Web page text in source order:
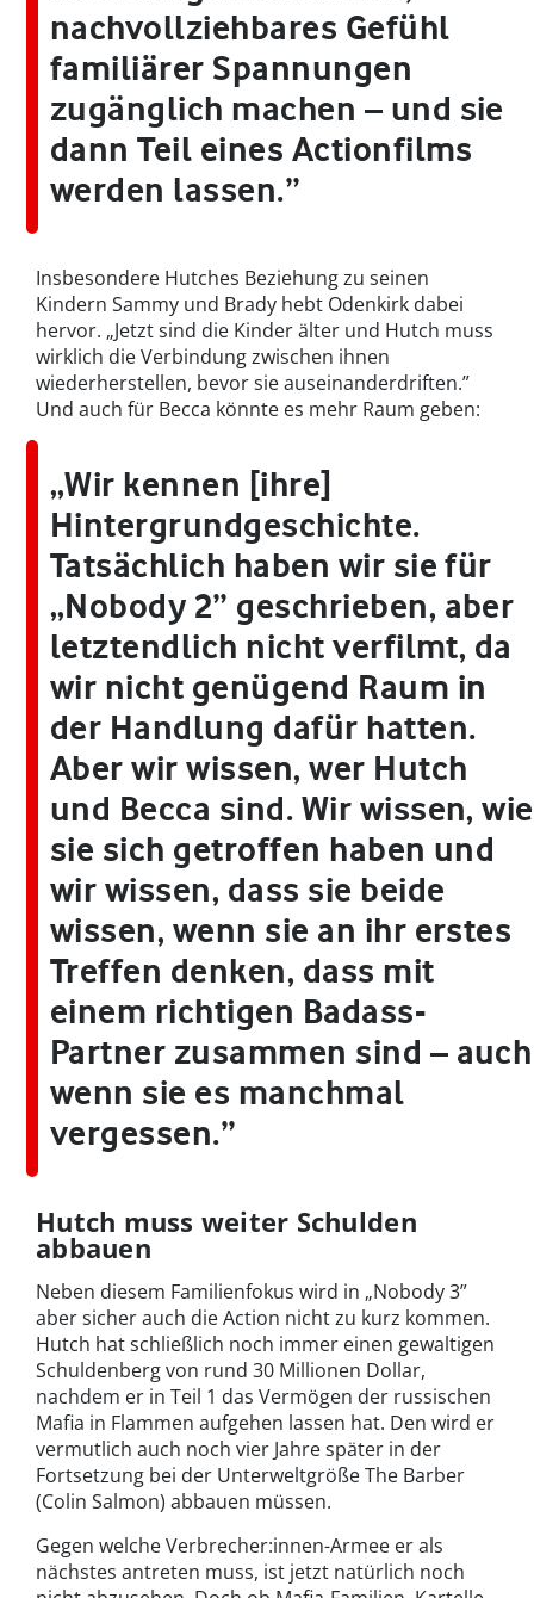
nachvollziehbares Gefühl
familiärer Spannungen
zugänglich machen – und sie
dann Teil eines Actionfilms
werden lassen.”
Insbesondere Hutches Beziehung zu seinen
Kindern Sammy und Brady hebt Odenkirk dabei
hervor. „Jetzt sind die Kinder älter und Hutch muss
wirklich die Verbindung zwischen ihnen
wiederherstellen, bevor sie auseinanderdriften.”
Und auch für Becca könnte es mehr Raum geben:
„Wir kennen [ihre]
Hintergrundgeschichte.
Tatsächlich haben wir sie für
„Nobody 2” geschrieben, aber
letztendlich nicht verfilmt, da
wir nicht genügend Raum in
der Handlung dafür hatten.
Aber wir wissen, wer Hutch
und Becca sind. Wir wissen, wie
sie sich getroffen haben und
wir wissen, dass sie beide
wissen, wenn sie an ihr erstes
Treffen denken, dass mit
einem richtigen Badass-
Partner zusammen sind – auch
wenn sie es manchmal
vergessen.”
Hutch muss weiter Schulden
abbauen
Neben diesem Familienfokus wird in „Nobody 3”
aber sicher auch die Action nicht zu kurz kommen.
Hutch hat schließlich noch immer einen gewaltigen
Schuldenberg von rund 30 Millionen Dollar,
nachdem er in Teil 1 das Vermögen der russischen
Mafia in Flammen aufgehen lassen hat. Den wird er
vermutlich auch noch vier Jahre später in der
Fortsetzung bei der Unterweltgröße The Barber
(Colin Salmon) abbauen müssen.
Gegen welche Verbrecher:innen-Armee er als
nächstes antreten muss, ist jetzt natürlich noch